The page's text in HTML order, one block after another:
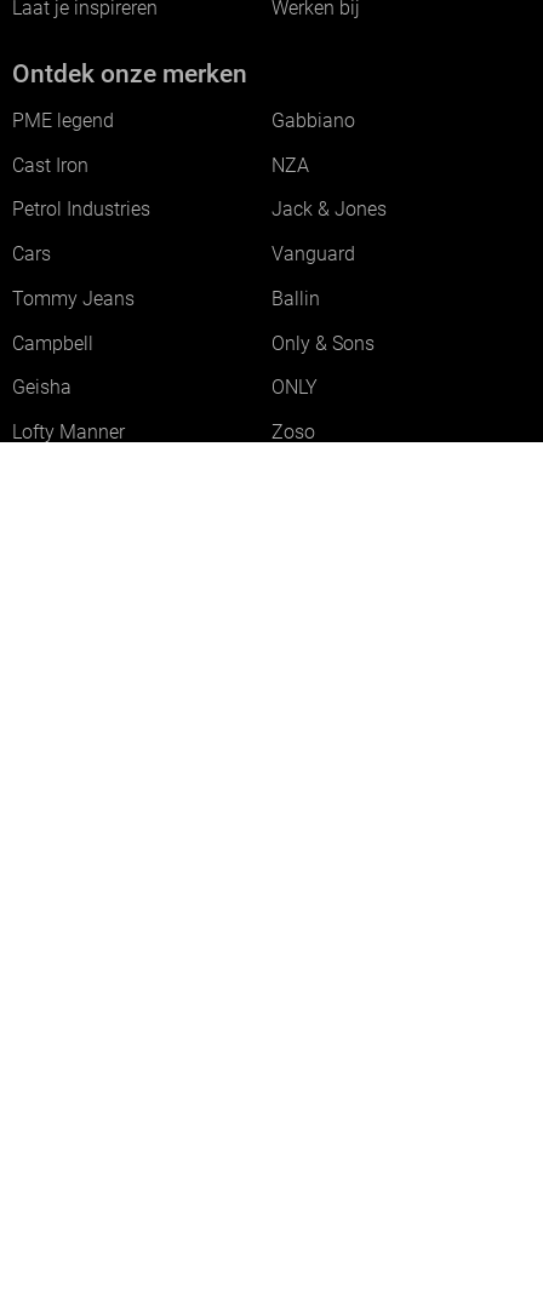
Laat je inspireren Werken bij
Ontdek onze merken
PME legend
Gabbiano
Cast Iron
NZA
Petrol Industries
Jack & Jones
Cars
Vanguard
Tommy Jeans
Ballin
Campbell
Only & Sons
Geisha
ONLY
Lofty Manner
Zoso